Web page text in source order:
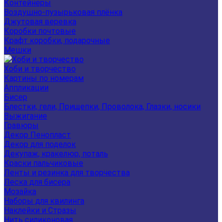
Контейнеры
Воздушно-пузырьковая плёнка
Джутовая веревка
Коробки почтовые
Крафт коробки, подарочные
Мешки
Хоби и творчество
Картины по номерам
Аппликации
Бисер
Блестки, гели, Прищепки, Проволока, Глазки, носики
Выжигание
Гравюры
Декор Пенопласт
Декор для поделок
Декупаж, кракелюр, поталь
Краски пальчиковые
Ленты и резинка для творчества
Леска для бисера
Мозайка
Наборы для квилинга
Наклейки и Стразы
Нить силиконовая